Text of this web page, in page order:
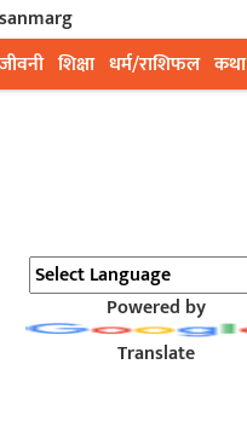
शिक्षा धर्म/राशिफल कथा
Powered by
Translate